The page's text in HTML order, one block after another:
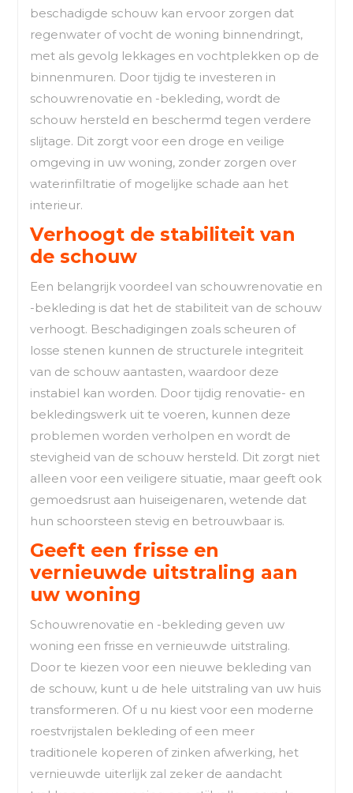
beschadigde schouw kan ervoor zorgen dat
regenwater of vocht de woning binnendringt,
met als gevolg lekkages en vochtplekken op de
binnenmuren. Door tijdig te investeren in
schouwrenovatie en -bekleding, wordt de
schouw hersteld en beschermd tegen verdere
slijtage. Dit zorgt voor een droge en veilige
omgeving in uw woning, zonder zorgen over
waterinfiltratie of mogelijke schade aan het
interieur.
Verhoogt de stabiliteit van
de schouw
Een belangrijk voordeel van schouwrenovatie en
-bekleding is dat het de stabiliteit van de schouw
verhoogt. Beschadigingen zoals scheuren of
losse stenen kunnen de structurele integriteit
van de schouw aantasten, waardoor deze
instabiel kan worden. Door tijdig renovatie- en
bekledingswerk uit te voeren, kunnen deze
problemen worden verholpen en wordt de
stevigheid van de schouw hersteld. Dit zorgt niet
alleen voor een veiligere situatie, maar geeft ook
gemoedsrust aan huiseigenaren, wetende dat
hun schoorsteen stevig en betrouwbaar is.
Geeft een frisse en
vernieuwde uitstraling aan
uw woning
Schouwrenovatie en -bekleding geven uw
woning een frisse en vernieuwde uitstraling.
Door te kiezen voor een nieuwe bekleding van
de schouw, kunt u de hele uitstraling van uw huis
transformeren. Of u nu kiest voor een moderne
roestvrijstalen bekleding of een meer
traditionele koperen of zinken afwerking, het
vernieuwde uiterlijk zal zeker de aandacht